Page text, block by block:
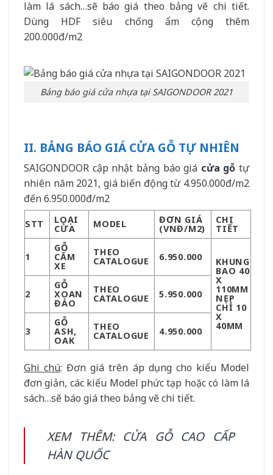
làm lá sách…sẽ báo giá theo bảng vẽ chi tiết.
Dùng HDF siêu chống ẩm cộng thêm
200.000đ/m2
Bảng báo giá cửa nhựa tại SAIGONDOOR 2021
II. BẢNG BÁO GIÁ CỬA GỖ TỰ NHIÊN
SAIGONDOOR cập nhật bảng báo giá cửa gỗ tự
nhiên năm 2021, giá biến động từ 4.950.000đ/m2
đến 6.950.000đ/m2
STT LOẠI
CỬA MODEL ĐƠN GIÁ
(VNĐ/M2)
CHI
TIẾT
1
GỖ
CĂM
XE
THEO
CATALOGUE 6.950.000 KHUNG
BAO 40
X
110MM
NẸP
CHỈ 10
X
40MM
2
GỖ
XOAN
ĐÀO
THEO
CATALOGUE 5.950.000
3
GỖ
ASH,
OAK
THEO
CATALOGUE 4.950.000
Ghi chú: Đơn giá trên áp dụng cho kiểu Model
đơn giản, các kiểu Model phức tạp hoặc có làm lá
sách…sẽ báo giá theo bảng vẽ chi tiết.
XEM THÊM: CỬA GỖ CAO CẤP
HÀN QUỐC